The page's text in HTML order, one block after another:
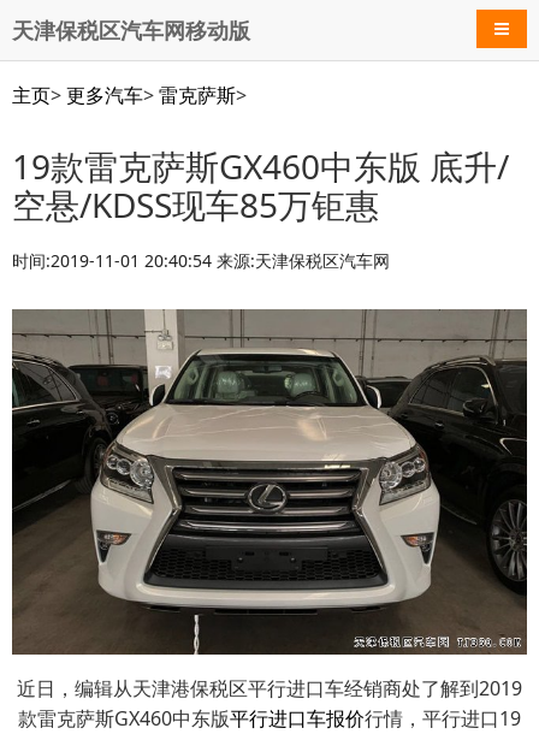
天津保税区汽车网移动版 导航
主页>更多汽车>雷克萨斯>
19款雷克萨斯GX460中东版 底升/
空悬/KDSS现车85万钜惠
时间:2019-11-01 20:40:54 来源:天津保税区汽车网
近日，编辑从天津港保税区平行进口车经销商处了解到2019
款雷克萨斯GX460中东版平行进口车报价行情，平行进口19